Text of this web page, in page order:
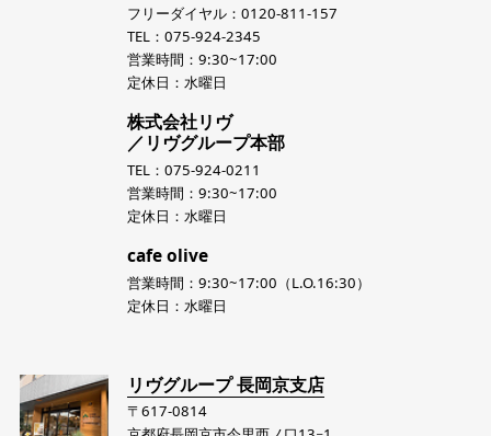
フリーダイヤル：0120-811-157
TEL：075-924-2345
営業時間：9:30~17:00
定休日：水曜日
株式会社リヴ
／リヴグループ本部
TEL：075-924-0211
営業時間：9:30~17:00
定休日：水曜日
cafe olive
営業時間：9:30~17:00（L.O.16:30）
定休日：水曜日
リヴグループ 長岡京支店
〒617-0814